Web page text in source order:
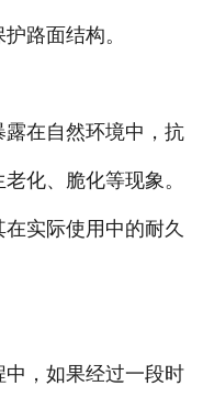
路面结构。
在自然环境中，抗
化、脆化等现象。
实际使用中的耐久
，如果经过一段时